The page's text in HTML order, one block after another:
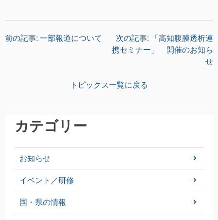
投
ゲ
ー
シ
ョ
ン
前の記事: 一部報道について 次の記事:
「高知腹膜透析連
携セミナー」 開催のお知ら
せ
トピックス一覧に戻る
カテゴリー
お知らせ
イベント／研修
国・県の情報